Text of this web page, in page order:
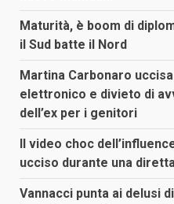
Maturità, è boom di
il Sud batte il Nord
Martina Carbonaro
elettronico e divieto di
dell’ex per i genitori
Il video choc
ucciso durante una
Vannacci punta ai delusi